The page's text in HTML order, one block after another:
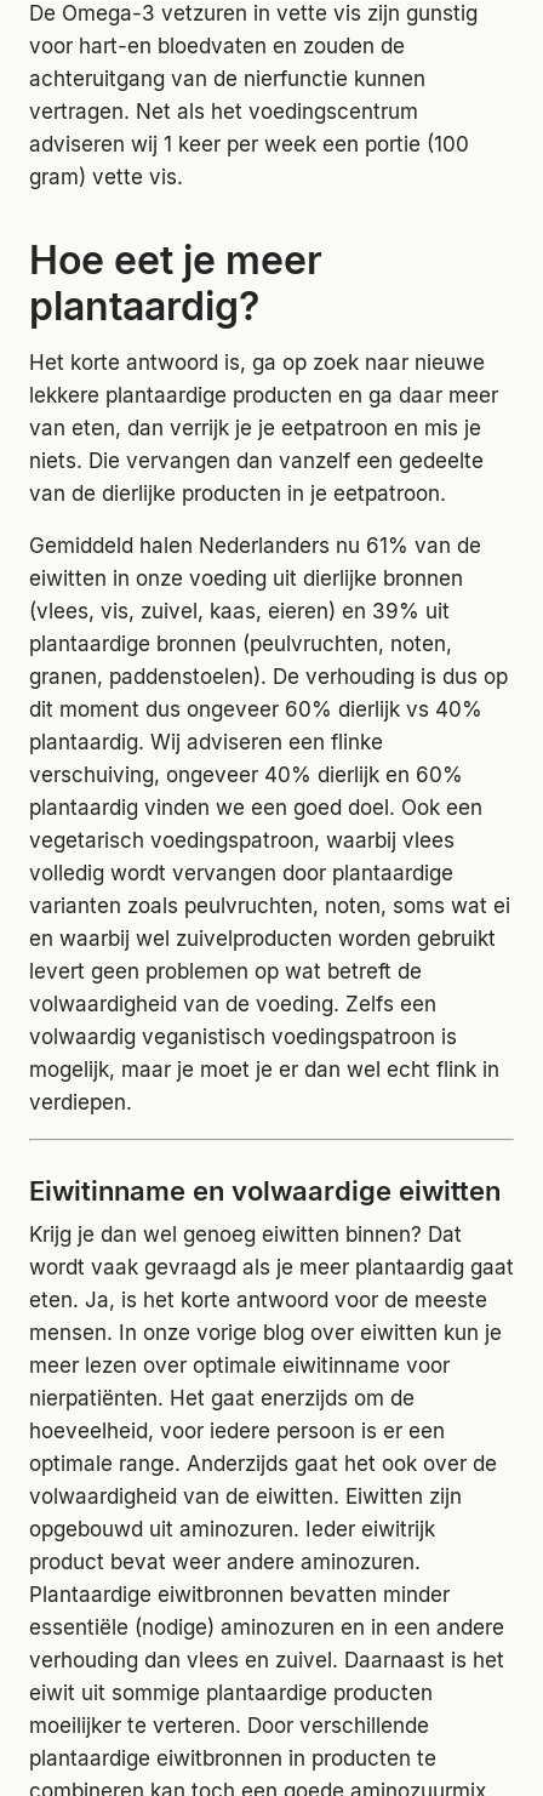
De Omega-3 vetzuren in vette vis zijn gunstig
voor hart-en bloedvaten en zouden de
achteruitgang van de nierfunctie kunnen
vertragen. Net als het voedingscentrum
adviseren wij 1 keer per week een portie (100
gram) vette vis.
Hoe eet je meer
plantaardig?
Het korte antwoord is, ga op zoek naar nieuwe
lekkere plantaardige producten en ga daar meer
van eten, dan verrijk je je eetpatroon en mis je
niets. Die vervangen dan vanzelf een gedeelte
van de dierlijke producten in je eetpatroon.
Gemiddeld halen Nederlanders nu 61% van de
eiwitten in onze voeding uit dierlijke bronnen
(vlees, vis, zuivel, kaas, eieren) en 39% uit
plantaardige bronnen (peulvruchten, noten,
granen, paddenstoelen). De verhouding is dus op
dit moment dus ongeveer 60% dierlijk vs 40%
plantaardig. Wij adviseren een flinke
verschuiving, ongeveer 40% dierlijk en 60%
plantaardig vinden we een goed doel. Ook een
vegetarisch voedingspatroon, waarbij vlees
volledig wordt vervangen door plantaardige
varianten zoals peulvruchten, noten, soms wat ei
en waarbij wel zuivelproducten worden gebruikt
levert geen problemen op wat betreft de
volwaardigheid van de voeding. Zelfs een
volwaardig veganistisch voedingspatroon is
mogelijk, maar je moet je er dan wel echt flink in
verdiepen.
Eiwitinname en volwaardige eiwitten
Krijg je dan wel genoeg eiwitten binnen? Dat
wordt vaak gevraagd als je meer plantaardig gaat
eten. Ja, is het korte antwoord voor de meeste
mensen. In onze vorige blog over eiwitten kun je
meer lezen over optimale eiwitinname voor
nierpatiënten. Het gaat enerzijds om de
hoeveelheid, voor iedere persoon is er een
optimale range. Anderzijds gaat het ook over de
volwaardigheid van de eiwitten. Eiwitten zijn
opgebouwd uit aminozuren. Ieder eiwitrijk
product bevat weer andere aminozuren.
Plantaardige eiwitbronnen bevatten minder
essentiële (nodige) aminozuren en in een andere
verhouding dan vlees en zuivel. Daarnaast is het
eiwit uit sommige plantaardige producten
moeilijker te verteren. Door verschillende
plantaardige eiwitbronnen in producten te